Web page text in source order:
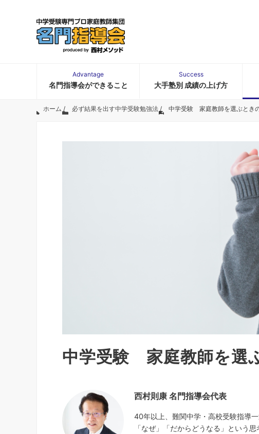
Advantage
名門指導会ができること
Success
大手塾別 成績の上げ方
ホーム / 必ず結果を出す中学受験勉強法 / 中学受験 家庭教師を選ぶとき
中学受験 家庭教師を選
西村則康 名門指導会代表
40年以上、難関中学・高校受験指導一
「なぜ」「だからどうなる」という